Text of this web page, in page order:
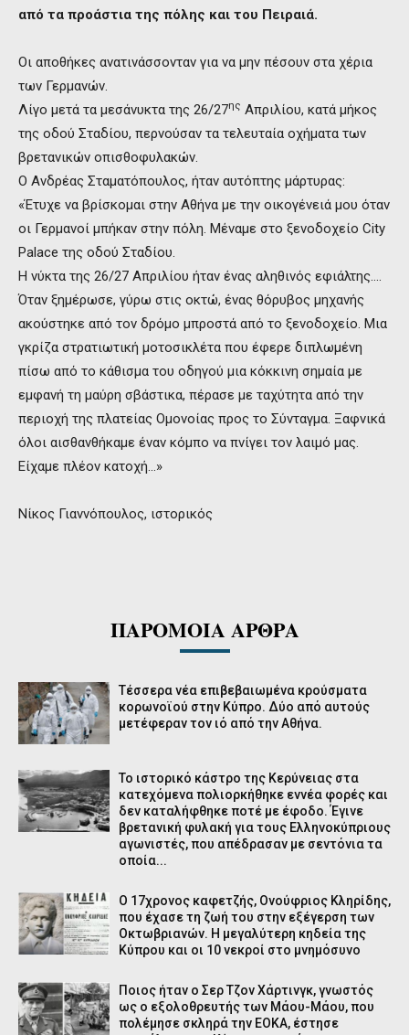
από τα προάστια της πόλης και του Πειραιά.
Οι αποθήκες ανατινάσσονταν για να μην πέσουν στα χέρια
των Γερμανών.
Λίγο μετά τα μεσάνυκτα της 26/27ης Απριλίου, κατά μήκος
της οδού Σταδίου, περνούσαν τα τελευταία οχήματα των
βρετανικών οπισθοφυλακών.
Ο Ανδρέας Σταματόπουλος, ήταν αυτόπτης μάρτυρας:
«Έτυχε να βρίσκομαι στην Αθήνα με την οικογένειά μου όταν
οι Γερμανοί μπήκαν στην πόλη. Μέναμε στο ξενοδοχείο City
Palace της οδού Σταδίου.
Η νύκτα της 26/27 Απριλίου ήταν ένας αληθινός εφιάλτης….
Όταν ξημέρωσε, γύρω στις οκτώ, ένας θόρυβος μηχανής
ακούστηκε από τον δρόμο μπροστά από το ξενοδοχείο. Μια
γκρίζα στρατιωτική μοτοσικλέτα που έφερε διπλωμένη
πίσω από το κάθισμα του οδηγού μια κόκκινη σημαία με
εμφανή τη μαύρη σβάστικα, πέρασε με ταχύτητα από την
περιοχή της πλατείας Ομονοίας προς το Σύνταγμα. Ξαφνικά
όλοι αισθανθήκαμε έναν κόμπο να πνίγει τον λαιμό μας.
Είχαμε πλέον κατοχή…»
Νίκος Γιαννόπουλος, ιστορικός
ΠΑΡΟΜΟΙΑ ΑΡΘΡΑ
Τέσσερα νέα επιβεβαιωμένα κρούσματα
κορωνοϊού στην Κύπρο. Δύο από αυτούς
μετέφεραν τον ιό από την Αθήνα.
Το ιστορικό κάστρο της Κερύνειας στα
κατεχόμενα πολιορκήθηκε εννέα φορές και
δεν καταλήφθηκε ποτέ με έφοδο. Έγινε
βρετανική φυλακή για τους Ελληνοκύπριους
αγωνιστές, που απέδρασαν με σεντόνια τα
οποία...
Ο 17χρονος καφετζής, Ονούφριος Κληρίδης,
που έχασε τη ζωή του στην εξέγερση των
Οκτωβριανών. Η μεγαλύτερη κηδεία της
Κύπρου και οι 10 νεκροί στο μνημόσυνο
Ποιος ήταν ο Σερ Τζον Χάρτινγκ, γνωστός
ως ο εξολοθρευτής των Μάου-Μάου, που
πολέμησε σκληρά την ΕΟΚΑ, έστησε